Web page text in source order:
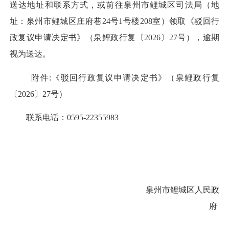
送达地址和联系方式，或前往泉州市鲤城区司法局（地
址：泉州市鲤城区庄府巷24号1号楼208室）领取《驳回行
政复议申请决定书》（泉鲤政行复〔2026〕27号），逾期
视为送达。
附件:《驳回行政复议申请决定书》（泉鲤政行复
〔2026〕27号）
联系电话：0595-22355983
泉州市鲤城区人民政
府